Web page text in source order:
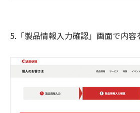
5.「製品情報入力確認」画面で内容